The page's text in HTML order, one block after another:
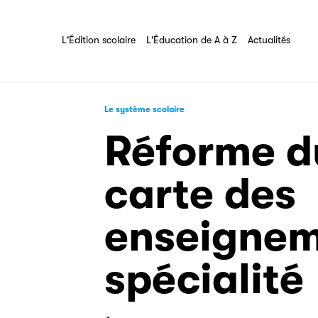
L'Édition scolaire L'Éducation de A à Z Actualités
Tout savoir sur l'association
L'Édition scolaire
L'Éducation de A à Z
Le système scolaire
Réforme
carte des
spécialité